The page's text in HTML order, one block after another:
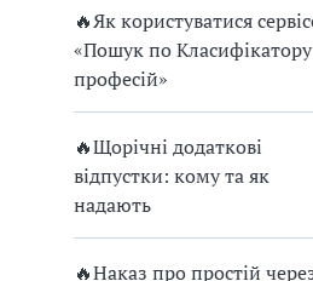
🔥Як користуватися
«Пошук по Класифікатору
професій»
🔥Щорічні додаткові
відпустки: кому та як
надають
🔥Наказ про простій